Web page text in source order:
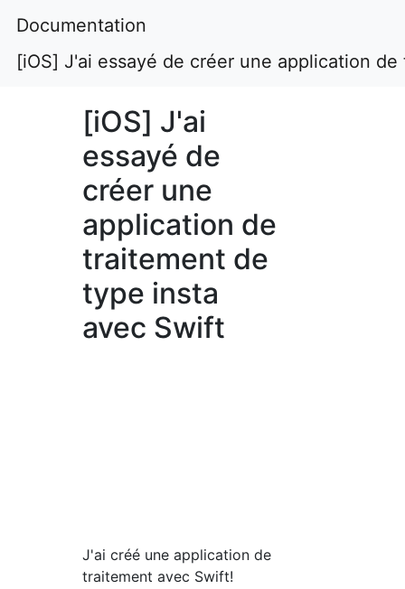
Documentation
[iOS] J'ai essayé de créer une application
[iOS] J'ai
essayé de
créer une
application de
traitement de
type insta
avec Swift
J'ai créé une application de
traitement avec Swift!